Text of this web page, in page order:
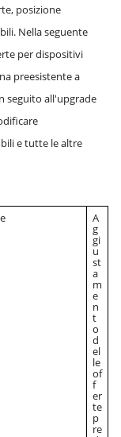
posizione
Nella seguente
per dispositivi
preesistente a
seguito all'upgrade
e tutte le altre
A
g
gi
u
st
a
m
e
n
t
o
d
el
le
of
f
er
te
p
re